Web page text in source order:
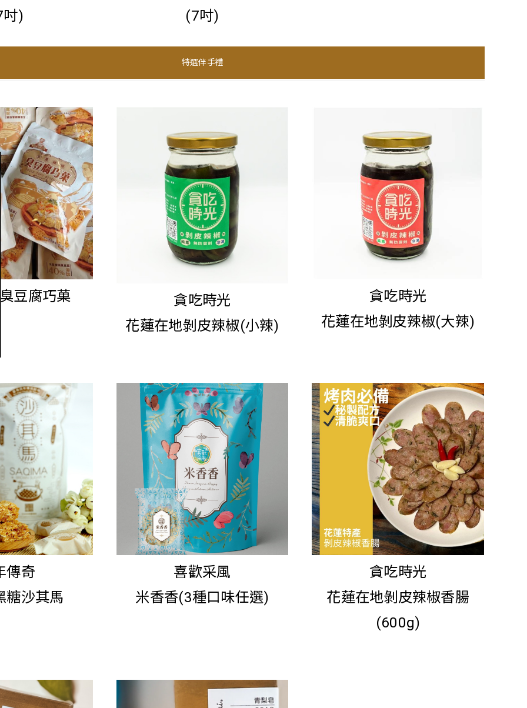
吋)
(7吋)
特選伴手禮
豆腐巧菓
貪吃時光
花蓮在地剝皮辣椒(小辣)
貪吃時光
花蓮在地剝皮辣椒(大辣)
傳奇
糖沙其馬
喜歡采風
米香香(3種口味任選)
貪吃時光
花蓮在地剝皮辣椒香腸
(600g)